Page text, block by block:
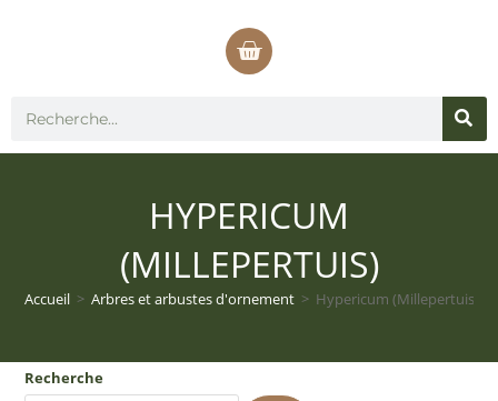
HYPERICUM
(MILLEPERTUIS)
Accueil > Arbres et arbustes d'ornement > Hypericum (Millepertuis)
Recherche